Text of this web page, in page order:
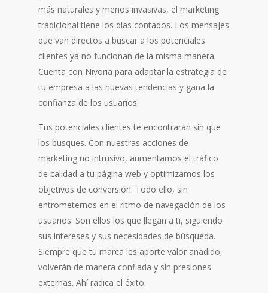
más naturales y menos invasivas, el marketing
tradicional tiene los días contados. Los mensajes
que van directos a buscar a los potenciales
clientes ya no funcionan de la misma manera.
Cuenta con Nivoria para adaptar la estrategia de
tu empresa a las nuevas tendencias y gana la
confianza de los usuarios.
Tus potenciales clientes te encontrarán sin que
los busques. Con nuestras acciones de
marketing no intrusivo, aumentamos el tráfico
de calidad a tu página web y optimizamos los
objetivos de conversión. Todo ello, sin
entrometernos en el ritmo de navegación de los
usuarios. Son ellos los que llegan a ti, siguiendo
sus intereses y sus necesidades de búsqueda.
Siempre que tu marca les aporte valor añadido,
volverán de manera confiada y sin presiones
externas. Ahí radica el éxito.